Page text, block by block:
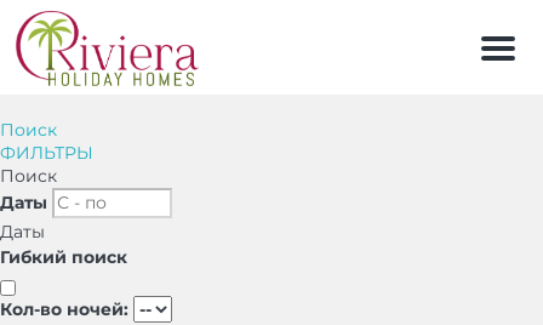
Поиск
ФИЛЬТРЫ
Поиск
Даты
Даты
Гибкий поиск
Кол-во ночей: